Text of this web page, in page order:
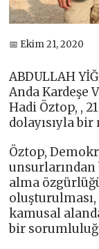
📅 Ekim 21, 2020
ABDULLAH
Anda Kardeşe
Hadi Öztop, ,
dolayısıyla bir
Öztop,
unsurlarından
alma
kamusal
bir